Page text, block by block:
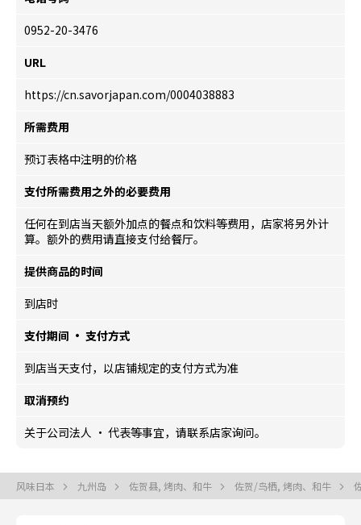
0952-20-3476
URL
https://cn.savorjapan.com/0004038883
所需费用
预订表格中注明的价格
支付所需费用之外的必要费用
任何在到店当天额外加点的餐点和饮料等费用，店家将另外计
算。额外的费用请直接支付给餐厅。
提供商品的时间
到店时
支付期间 · 支付方式
到店当天支付，以店铺规定的支付方式为准
取消预约
关于公司法人 · 代表等事宜，请联系店家询问。
风味日本 九州岛 佐贺县, 烤肉、和牛 佐贺/鸟栖, 烤肉、和牛